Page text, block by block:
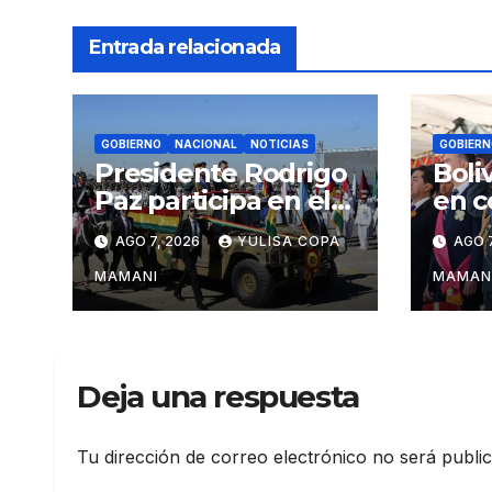
Entrada relacionada
GOBIERNO NACIONAL NOTICIAS
Presidente Rodrigo
Paz participa en el
aniversario de las
Fuerzas Armadas
AGO 7, 2026 YULISA COPA
MAMANI
en
AGO
Deja una respuesta
Tu dirección de correo electrónico no será